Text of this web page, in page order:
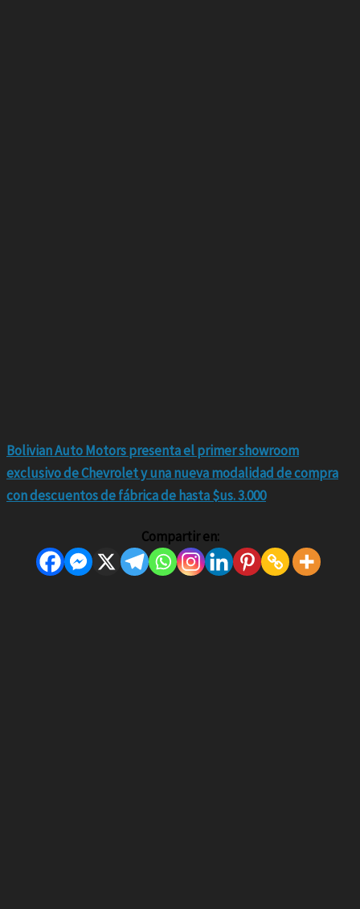
Bolivian Auto Motors presenta el primer showroom
exclusivo de Chevrolet y una nueva modalidad de compra
con descuentos de fábrica de hasta $us. 3.000
Compartir en: